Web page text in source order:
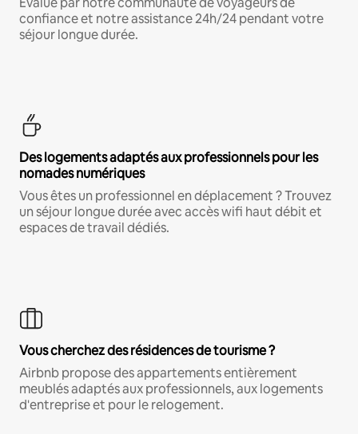
confiance et notre assistance 24h/24 pendant votre
séjour longue durée.
Des logements adaptés aux professionnels pour les
nomades numériques
Vous êtes un professionnel en déplacement ? Trouvez
un séjour longue durée avec accès wifi haut débit et
espaces de travail dédiés.
Vous cherchez des résidences de tourisme ?
Airbnb propose des appartements entièrement
meublés adaptés aux professionnels, aux logements
d'entreprise et pour le relogement.